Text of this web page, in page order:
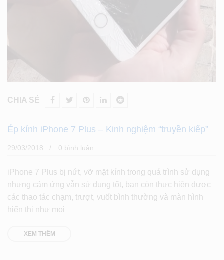
CHIA SẺ
Ép kính iPhone 7 Plus – Kinh nghiệm “truyền kiếp”
29/03/2018 0 bình luân
iPhone 7 Plus bị nứt, vỡ mặt kính trong quá trình sử dụng
nhưng cảm ứng vẫn sử dụng tốt, bạn còn thực hiện được
các thao tác chạm, trượt, vuốt bình thường và màn hình
hiển thị như mọi
XEM THÊM